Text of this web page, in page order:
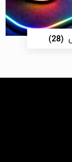
(28)